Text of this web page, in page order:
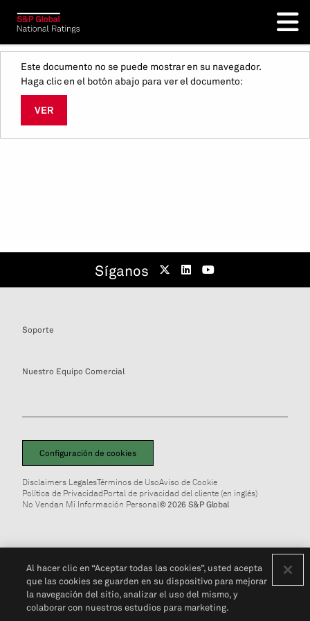
Este documento no se puede mostrar en su navegador.
Haga clic en el botón abajo para ver el documento:
VER
Síganos
Soporte
Nuestro Equipo Comercial
Configuración de cookies
Disclaimers LegalesTérminos de UsoAviso de Cookie
Política de PrivacidadPortal de privacidad del cliente (en inglés)
No Vendan Mi Información Personal© 2026 S&P Global
Al hacer clic en “Aceptar todas las cookies”, usted acepta
que las cookies se guarden en su dispositivo para mejorar
la navegación del sitio, analizar el uso del mismo, y
colaborar con nuestros estudios para marketing.